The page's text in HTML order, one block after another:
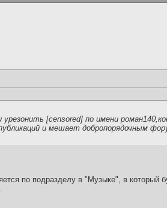
урезонить [censored] по имени
и мешает добропорядочным
по подразделу в "Музыке", в который